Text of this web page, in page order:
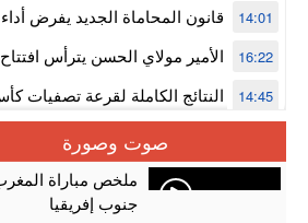
المستوى الأول
قانون المحاماة الجديد يفرض أداء الأتعاب 14:01
الأمير مولاي الحسن يترأس
الألعاب الإلكترونية
16:22
النتائج الكاملة لقرعة تصفيات كأس 14:45
سلا.. توقيف ثلاثة مروجين وحجز أكثر من 4300 قرص مخدر
أقراص مهلوسة داخل فضاء 12:48
صوت وصورة
ملخص مباراة
جنوب إفريقيا